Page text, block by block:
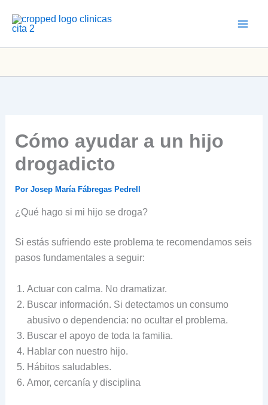
Cómo ayudar a un hijo
drogadicto
Por Josep María Fábregas Pedrell
¿Qué hago si mi hijo se droga?
Si estás sufriendo este problema te recomendamos seis
pasos fundamentales a seguir:
Actuar con calma. No dramatizar.
Buscar información. Si detectamos un consumo
abusivo o dependencia: no ocultar el problema.
Buscar el apoyo de toda la familia.
Hablar con nuestro hijo.
Hábitos saludables.
Amor, cercanía y disciplina